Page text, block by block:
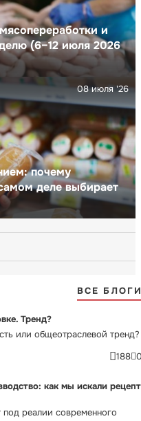
и
(6–12 июля 2026
почему
деле выбирает
08 июля '26
ВСЕ
Тренд?
или общеотраслевой тренд?
188
как мы искали рецепт
под реалии современного